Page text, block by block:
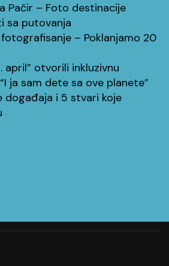
Pačir – Foto destinacije
sa putovanja
– Poklanjamo 20
april” otvorili inkluzivnu
ja sam dete sa ove planete”
događaja i 5 stvari koje